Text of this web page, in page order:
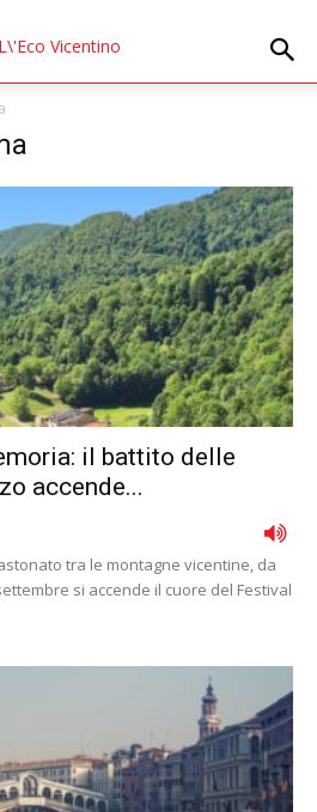
il battito delle
accende...
tra le montagne vicentine, da
si accende il cuore del Festival